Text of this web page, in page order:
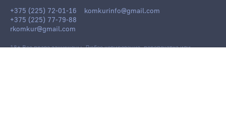
+375 (225) 72-01-16
+375 (225) 77-79-88
rkomkur@gmail.com
komkurinfo@gmail.com
18+ Все права защищены. Любое копирование, перепечатка или